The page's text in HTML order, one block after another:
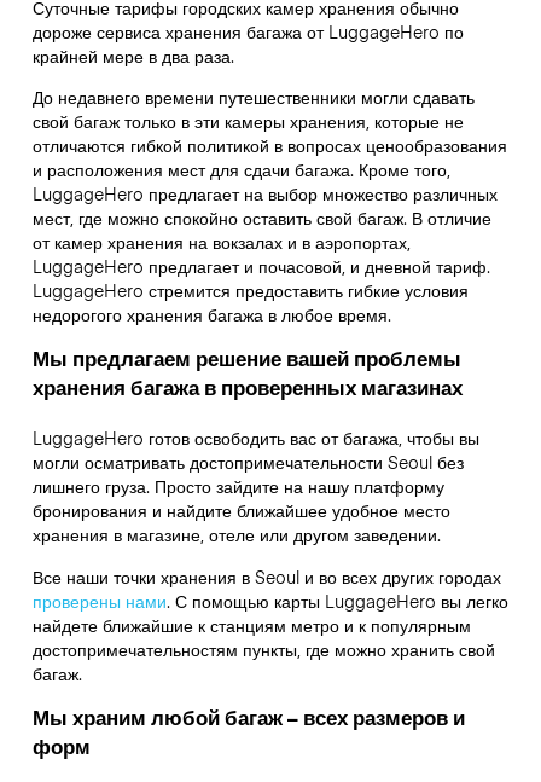
Суточные тарифы городских камер хранения обычно
дороже сервиса хранения багажа от LuggageHero по
крайней мере в два раза.
До недавнего времени путешественники могли сдавать
свой багаж только в эти камеры хранения, которые не
отличаются гибкой политикой в вопросах ценообразования
и расположения мест для сдачи багажа. Кроме того,
LuggageHero предлагает на выбор множество различных
мест, где можно спокойно оставить свой багаж. В отличие
от камер хранения на вокзалах и в аэропортах,
LuggageHero предлагает и почасовой, и дневной тариф.
LuggageHero стремится предоставить гибкие условия
недорогого хранения багажа в любое время.
Мы предлагаем решение вашей проблемы
хранения багажа в проверенных магазинах
LuggageHero готов освободить вас от багажа, чтобы вы
могли осматривать достопримечательности Seoul без
лишнего груза. Просто зайдите на нашу платформу
бронирования и найдите ближайшее удобное место
хранения в магазине, отеле или другом заведении.
Все наши точки хранения в Seoul и во всех других городах
проверены нами. С помощью карты LuggageHero вы легко
найдете ближайшие к станциям метро и к популярным
достопримечательностям пункты, где можно хранить свой
багаж.
Мы храним любой багаж – всех размеров и
форм